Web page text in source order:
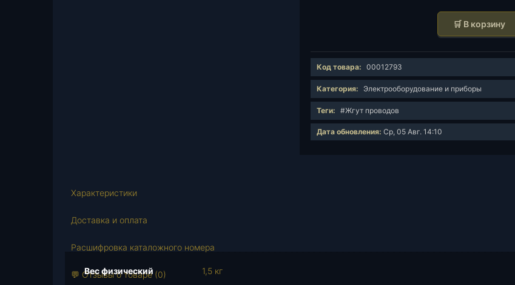
и
ч
с
о
🛒 В корзину
Код товара: 00012793
Категория: Электрооборудование и приборы
Теги: #Жгут проводов
Дата обновления: Ср, 05 Авг. 14:10
Характеристики
Доставка и оплата
Расшифровка каталожного номера
💬 Отзывы о товаре (0)
Вес физический 1,5 кг